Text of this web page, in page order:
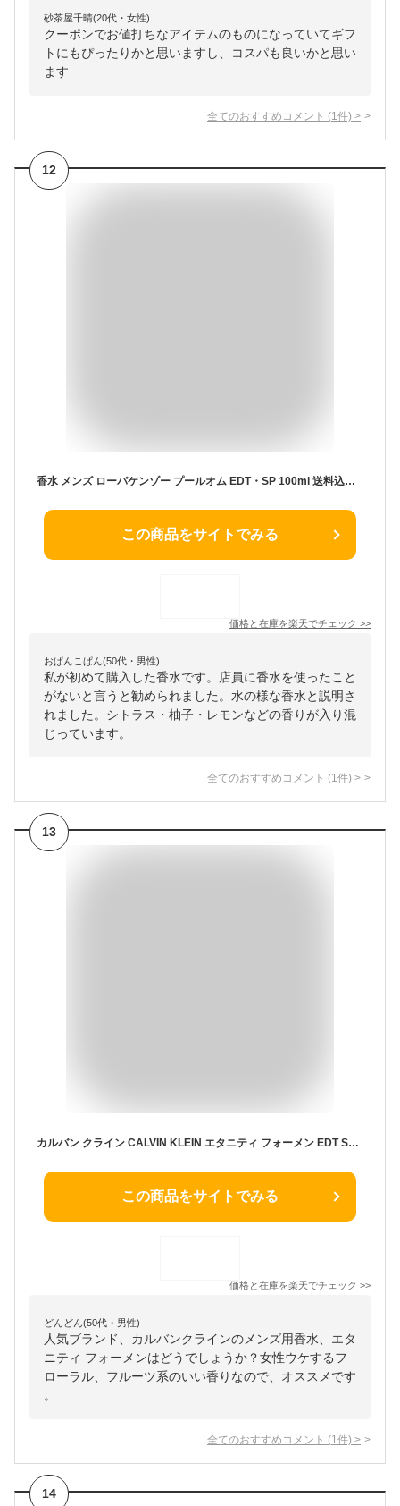
砂茶屋千晴(20代・女性)
クーポンでお値打ちなアイテムのものになっていてギフ
トにもぴったりかと思いますし、コスパも良いかと思い
ます
全てのおすすめコメント (1 件) >
12
香水 メンズ ローパケンゾー プールオム EDT・SP 100ml 送料込み(沖縄・離島を除く) 香水 フレグランス プレゼント 贈り物 ギフト L’EAU PAR KENZO POUR HOMME
この商品をサイトでみる
価格と在庫を楽天でチェック >>
おぱんこぱん(50代・男性)
私が初めて購入した香水です。店員に香水を使ったこと
がないと言うと勧められました。水の様な香水と説明さ
れました。シトラス・柚子・レモンなどの香りが入り混
じっています。
全てのおすすめコメント (1 件) >
13
カルバン クライン CALVIN KLEIN エタニティ フォーメン EDT SP 200ml【当日発送_14時まで】【香水 メンズ】【人気 ブランド ギフト 誕生日 プレゼント】【最大1000円offクーポン】
この商品をサイトでみる
価格と在庫を楽天でチェック >>
どんどん(50代・男性)
人気ブランド、カルバンクラインのメンズ用香水、エタ
ニティ フォーメンはどうでしょうか？女性ウケするフ
ローラル、フルーツ系のいい香りなので、オススメです
。
全てのおすすめコメント (1 件) >
14